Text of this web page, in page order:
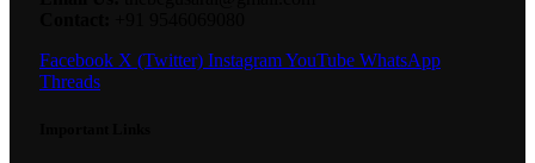
Facebook X (Twitter) InstagramYouTube WhatsApp
Threads